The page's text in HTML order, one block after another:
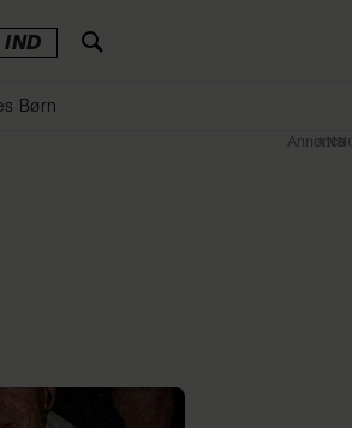
IND
Børn
Annonce